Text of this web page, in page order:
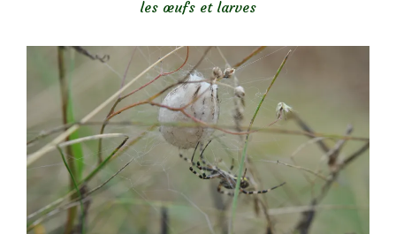
les œufs et larves